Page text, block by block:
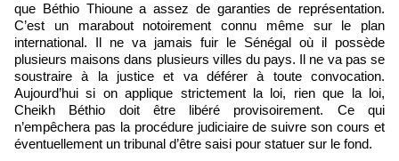
que Béthio Thioune a assez de garanties de représentation.
C’est un marabout notoirement connu même sur le plan
international. Il ne va jamais fuir le Sénégal où il possède
plusieurs maisons dans plusieurs villes du pays. Il ne va pas se
soustraire à la justice et va déférer à toute convocation.
Aujourd’hui si on applique strictement la loi, rien que la loi,
Cheikh Béthio doit être libéré provisoirement. Ce qui
n’empêchera pas la procédure judiciaire de suivre son cours et
éventuellement un tribunal d’être saisi pour statuer sur le fond.